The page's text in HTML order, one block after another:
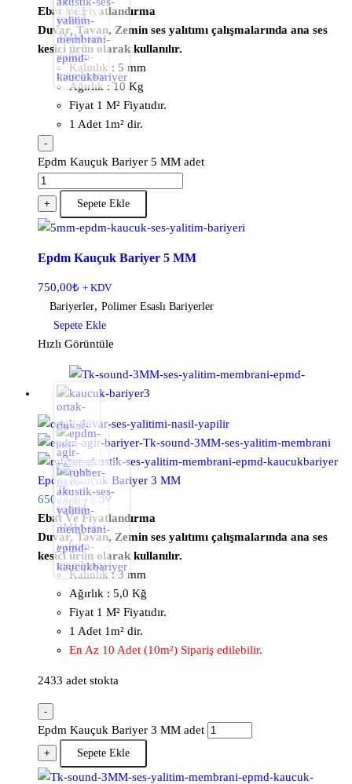
Ebat Ve Fiyatlandırma
Duvar, Tavan, Zemin ses yalıtımı çalışmalarında ana ses
kesici ürün olarak kullanılır.
Kalınlık : 5 mm
Ağırlık : 10 Kg
Fiyat 1 M² Fiyatıdır.
1 Adet 1m² dir.
-
Epdm Kauçuk Bariyer 5 MM adet
+ Sepete Ekle
Epdm Kauçuk Bariyer 5 MM
750,00₺ + KDV
Bariyerler, Polimer Esaslı Bariyerler
Sepete Ekle
Hızlı Görüntüle
Epdm Kauçuk Bariyer 3 MM
650,00₺ + KDV
Ebat Ve Fiyatlandırma
Duvar, Tavan, Zemin ses yalıtımı çalışmalarında ana ses
kesici ürün olarak kullanılır.
Kalınlık : 3 mm
Ağırlık : 5,0 Kğ
Fiyat 1 M² Fiyatıdır.
1 Adet 1m² dir.
En Az 10 Adet (10m²) Sipariş edilebilir.
2433 adet stokta
-
Epdm Kauçuk Bariyer 3 MM adet
+ Sepete Ekle